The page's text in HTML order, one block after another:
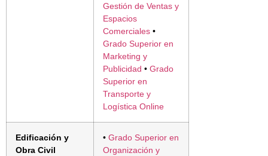
Gestión de Ventas y
Espacios
Comerciales •
Grado Superior en
Marketing y
Publicidad • Grado
Superior en
Transporte y
Logística Online
Edificación y
Obra Civil
• Grado Superior en
Organización y